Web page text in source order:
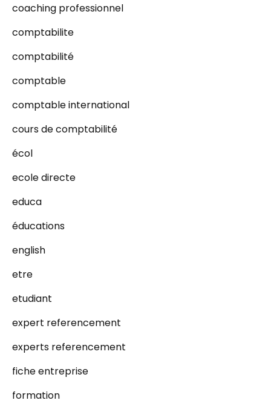
coaching professionnel
comptabilite
comptabilité
comptable
comptable international
cours de comptabilité
écol
ecole directe
educa
éducations
english
etre
etudiant
expert referencement
experts referencement
fiche entreprise
formation